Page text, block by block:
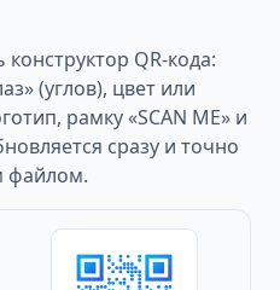
QR-кода:
(углов), цвет или
рамку «SCAN ME» и
сразу и точно
файлом.